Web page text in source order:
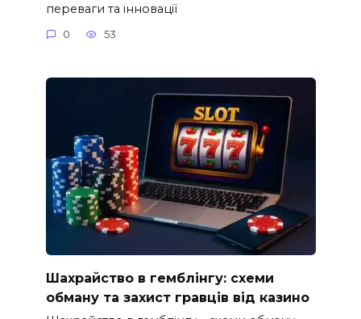
переваги та інновації
0 53
Шахрайство в гемблінгу: схеми
обману та захист гравців від казино